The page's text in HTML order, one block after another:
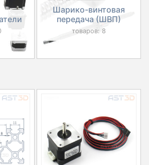
Шарико-винтовая
передача (ШВП)
товаров: 8